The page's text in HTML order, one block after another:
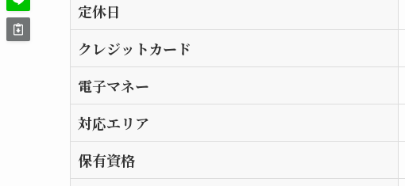
定休日
クレジットカード
電子マネー
対応エリア
保有資格